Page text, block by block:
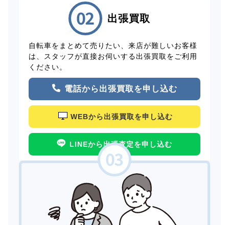
出張買取
自転車をまとめて売りたい、来店が難しいお客様
は、スタッフが直接お伺いする出張買取をご利用
ください。
電話から出張買取を申し込む
WEBから出張買取を申し込む
LINEから出張査定を申し込む